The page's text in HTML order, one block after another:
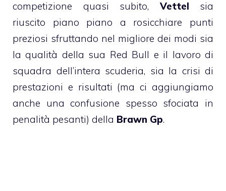
competizione quasi subito,Vettel sia
riuscito piano piano a rosicchiare punti
preziosi sfruttando nel migliore dei modi sia
la qualità della sua Red Bull e il lavoro di
squadra dell’intera scuderia, sia la crisi di
prestazioni e risultati (ma ci aggiungiamo
anche una confusione spesso sfociata in
penalità pesanti) della Brawn Gp.